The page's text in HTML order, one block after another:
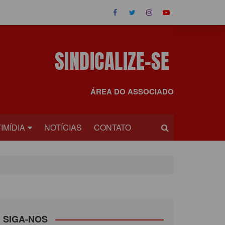
ÁREA DO ASSOCIADO
NOTÍCIAS CONTATO
SIGA-NOS